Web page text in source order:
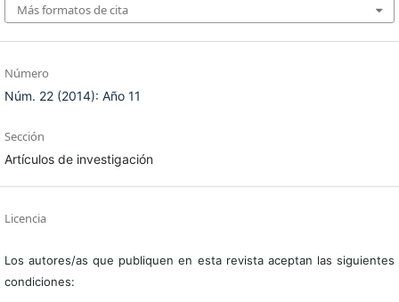
Más formatos de cita
Número
Núm. 22 (2014): Año 11
Sección
Artículos de investigación
Licencia
Los autores/as que publiquen en esta revista aceptan las siguientes
condiciones: